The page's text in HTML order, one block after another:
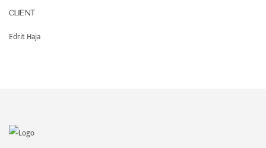
CLIENT
Edrit Haja